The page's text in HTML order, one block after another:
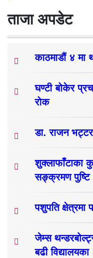
ताजा अपडेट
काठमाडौं ४ मा
घण्टी बोकेर
रोक
डा. राजन
शुक्लाफाँटाका
सङ्क्रमण पुष्टि
पशुपति क्षेत्रमा
जेम्स
बढी